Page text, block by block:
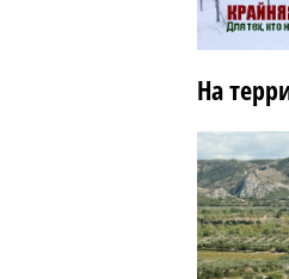
На